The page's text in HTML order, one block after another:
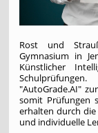
Rost und
Gymnasium in
Künstlicher
"AutoGrade.AI"
somit Prüfungen
erhalten durch
und individuelle